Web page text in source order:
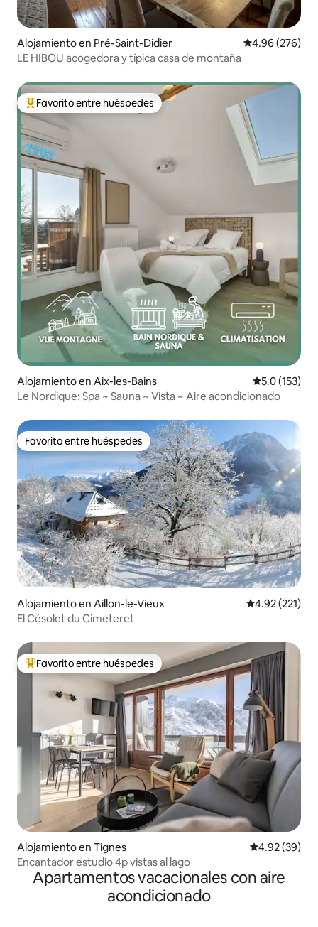
Alojamiento en Pré-Saint-Didier Calificación
4.96 (276)
LE HIBOU acogedora y típica casa de montaña
Favorito entre huéspedes preferido
Favorito entre huéspedes
Alojamiento en Aix-les-Bains Calificación
5.0 (153)
Le Nordique: Spa ~ Sauna ~ Vista ~ Aire acondicionado
Favorito entre huéspedes
Favorito entre huéspedes
Alojamiento en Aillon-le-Vieux Calificación
4.92 (221)
El Césolet du Cimeteret
Favorito entre huéspedes preferido
Favorito entre huéspedes
Alojamiento en Tignes Calificación
4.92 (39)
Encantador estudio 4p vistas al lago
Apartamentos vacacionales con aire
acondicionado